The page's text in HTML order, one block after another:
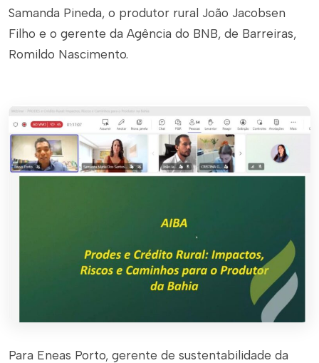
Samanda Pineda, o produtor rural João Jacobsen
Filho e o gerente da Agência do BNB, de Barreiras,
Romildo Nascimento.
Para Eneas Porto, gerente de sustentabilidade da